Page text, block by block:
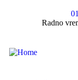
Radno